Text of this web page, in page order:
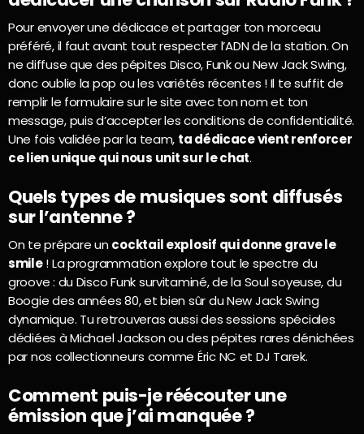
Pour envoyer une dédicace et partager ton morceau
préféré, il faut avant tout respecter l’ADN de la station. On
ne diffuse que des pépites Disco, Funk ou New Jack Swing,
donc oublie la pop ou les variétés récentes ! Il te suffit de
remplir le formulaire sur le site avec ton nom et ton
message, puis d’accepter les conditions de confidentialité.
Une fois validée par la team, ta dédicace vient renforcer
ce lien unique qui nous unit sur le chat.
Quels types de musiques sont diffusés
sur l’antenne ?
On te prépare uncocktail explosif qui donne grave le
smile! La programmation explore tout le spectre du
groove : du Disco Funk survitaminé, de la Soul soyeuse, du
Boogie des années 80, et bien sûr du New Jack Swing
dynamique. Tu retrouveras aussi des sessions spéciales
dédiées à Michael Jackson ou des pépites rares dénichées
par nos collectionneurs comme Éric NC et DJ Tarek.
Comment puis-je réécouter une
émission que j’ai manquée ?